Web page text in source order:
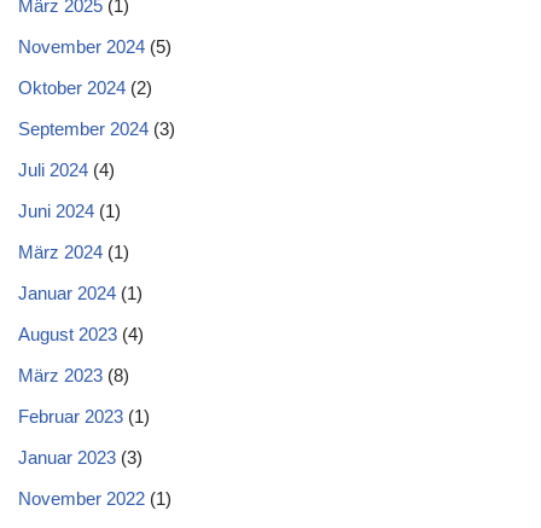
März 2025 (1)
November 2024 (5)
Oktober 2024 (2)
September 2024 (3)
Juli 2024 (4)
Juni 2024 (1)
März 2024 (1)
Januar 2024 (1)
August 2023 (4)
März 2023 (8)
Februar 2023 (1)
Januar 2023 (3)
November 2022 (1)